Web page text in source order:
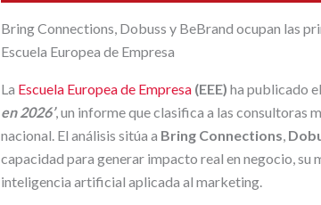
Bring Connections, Dobuss y BeBrand ocupan las
Escuela Europea de Empresa
La Escuela Europea de Empresa(EEE) ha publicado
en 2026’, un informe que clasifica a las consultoras
nacional. El análisis sitúa a Bring Connections,
capacidad para generar impacto real en negocio, su
inteligencia artificial aplicada al marketing.